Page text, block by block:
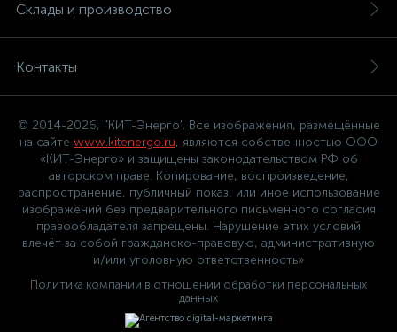
Склады и производство
Контакты
© 2014-2026, "КИТ-Энерго". Все изображения, размещённые
на сайте www.kitenergo.ru, являются собственностью ООО
«КИТ-Энерго» и защищены законодательством РФ об
авторском праве. Копирование, воспроизведение,
распространение, публичный показ, или иное использование
изображений без предварительного письменного согласия
правообладателя запрещены. Нарушение этих условий
влечёт за собой гражданско-правовую, административную
и/или уголовную ответственность»
Политика компании в отношении обработки персональных
данных